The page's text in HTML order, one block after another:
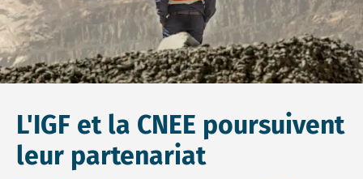
L'IGF et la CNEE poursuivent
leur partenariat